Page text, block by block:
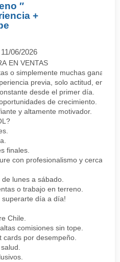
″
+
11/06/2026
EN VENTAS
o simplemente muchas ganas
previa, solo actitud,
desde el primer día.
de crecimiento.
y altamente motivador.
finales.
con profesionalismo y cercanía.
lunes a sábado.
o trabajo en terreno.
superarte día a día!
Chile.
comisiones sin tope.
cards por desempeño.